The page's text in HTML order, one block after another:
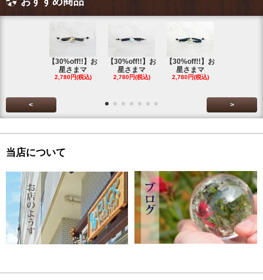
【30%off!!】お
星さまマ
2,780円(税込)
【30%off!!】お
星さまマ
2,780円(税込)
【30%off!!】お
星さまマ
2,780円(税込)
< >
当店について